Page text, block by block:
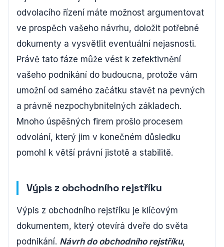
odvolacího řízení máte možnost argumentovat
ve prospěch vašeho návrhu, doložit potřebné
dokumenty a vysvětlit eventuální nejasnosti.
Právě tato fáze může vést k zefektivnění
vašeho podnikání do budoucna, protože vám
umožní od samého začátku stavět na pevných
a právně nezpochybnitelných základech.
Mnoho úspěšných firem prošlo procesem
odvolání, který jim v konečném důsledku
pomohl k větší právní jistotě a stabilitě.
Výpis z obchodního rejstříku
Výpis z obchodního rejstříku je klíčovým
dokumentem, který otevírá dveře do světa
podnikání. Návrh do obchodního rejstříku,